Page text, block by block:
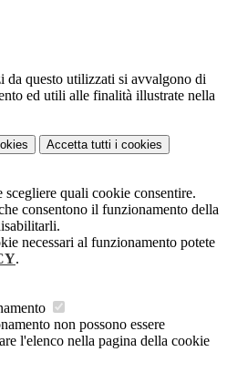
da questo utilizzati si avvalgono di
ed utili alle finalità illustrate nella
Accetta tutti i cookies
scegliere quali cookie consentire.
consentono il funzionamento della
necessari al funzionamento potete
.
non possono essere
l'elenco nella pagina della cookie